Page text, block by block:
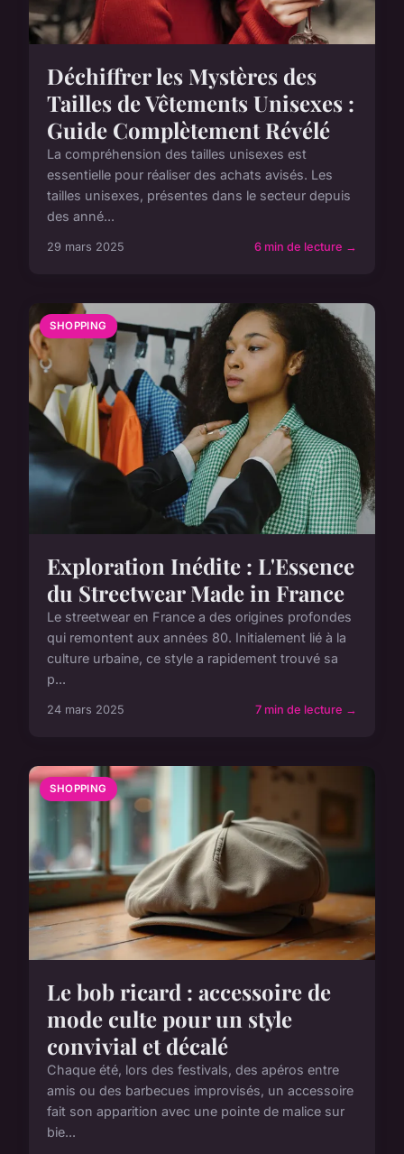
Déchiffrer les Mystères des
Tailles de Vêtements Unisexes :
Guide Complètement Révélé
La compréhension des tailles unisexes est
essentielle pour réaliser des achats avisés. Les
tailles unisexes, présentes dans le secteur depuis
des anné...
29 mars 2025 6 min de lecture →
SHOPPING
Exploration Inédite : L'Essence
du Streetwear Made in France
Le streetwear en France a des origines profondes
qui remontent aux années 80. Initialement lié à la
culture urbaine, ce style a rapidement trouvé sa
p...
24 mars 2025 7 min de lecture →
SHOPPING
Le bob ricard : accessoire de
mode culte pour un style
convivial et décalé
Chaque été, lors des festivals, des apéros entre
amis ou des barbecues improvisés, un accessoire
fait son apparition avec une pointe de malice sur
bie...